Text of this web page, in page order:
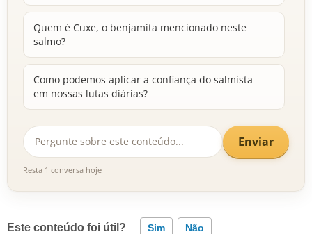
Quem é Cuxe, o benjamita mencionado neste
salmo?
Como podemos aplicar a confiança do salmista
em nossas lutas diárias?
Enviar
Resta 1 conversa hoje
Este conteúdo foi útil? Sim Não